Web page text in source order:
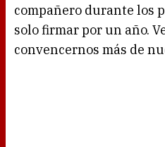
compañero durante los
solo firmar por un año.
convencernos más de